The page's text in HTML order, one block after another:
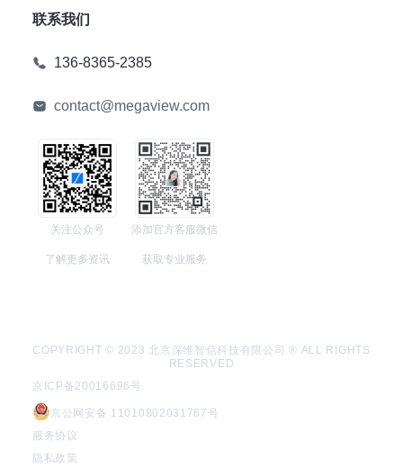
联系我们
136-8365-2385
contact@megaview.com
关注公众号
了解更多资讯
添加官方客服微信
获取专业服务
COPYRIGHT © 2023 北京深维智信科技有限公司 ® ALL RIGHTS
RESERVED
京ICP备20016696号
京公网安备 11010802031767号
服务协议
隐私政策